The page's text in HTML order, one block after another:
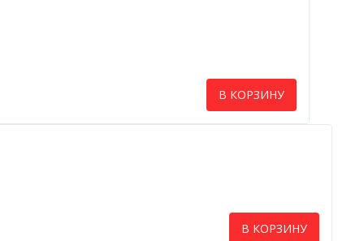
В КОРЗИНУ
В КОРЗИНУ